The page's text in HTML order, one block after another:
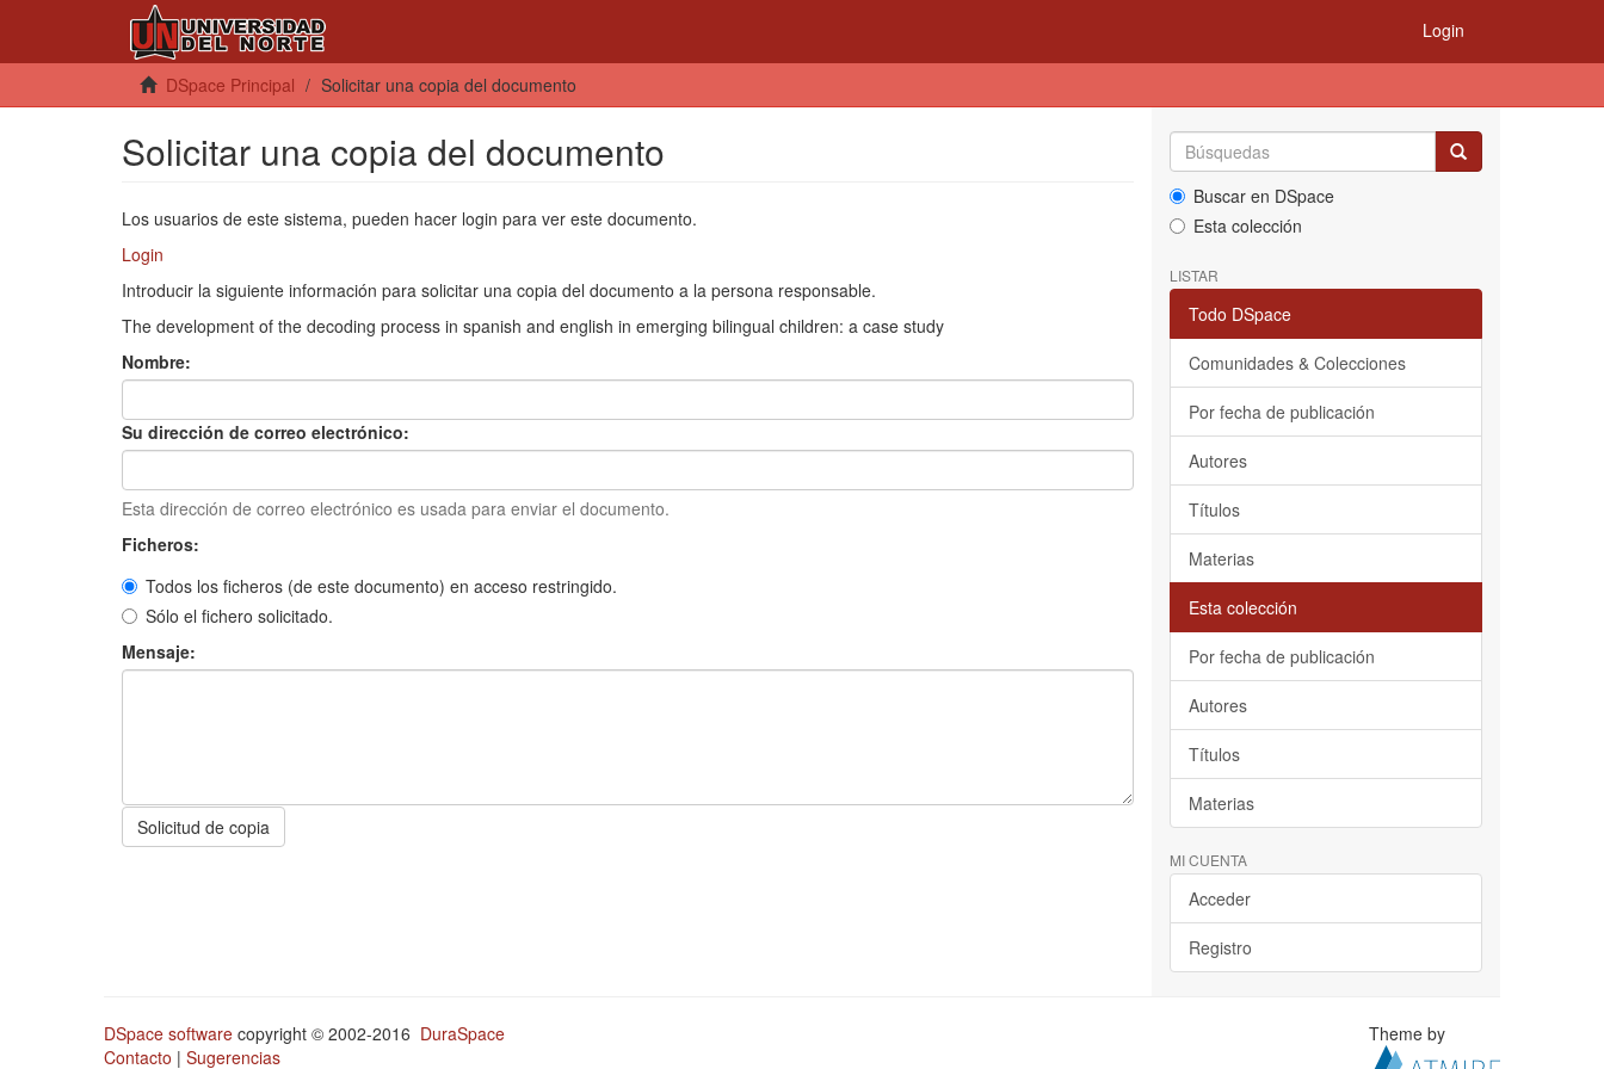
Login
DSpace Principal Solicitar una copia del documento
Solicitar una copia del documento
Los usuarios de este sistema, pueden hacer login para ver este documento.
Login
Introducir la siguiente información para solicitar una copia del documento a la persona responsable.
The development of the decoding process in spanish and english in emerging bilingual children: a case study
Nombre:
Su dirección de correo electrónico:
Esta dirección de correo electrónico es usada para enviar el documento.
Ficheros:
Todos los ficheros (de este documento) en acceso restringido.
Sólo el fichero solicitado.
Mensaje:
Solicitud de copia
Buscar en DSpace
Esta colección
LISTAR
Todo DSpace
Comunidades & Colecciones
Por fecha de publicación
Autores
Títulos
Materias
Esta colección
Por fecha de publicación
Autores
Títulos
Materias
MI CUENTA
Acceder
Registro
DSpace software copyright © 2002-2016 DuraSpace
Contacto | Sugerencias
Theme by